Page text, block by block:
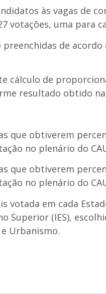
às vagas de
votações, uma para
de
cálculo de
resultado obtido na
que obtiverem
no plenário do
que obtiverem
no plenário do
votada em cada
Superior (IES),
Urbanismo.